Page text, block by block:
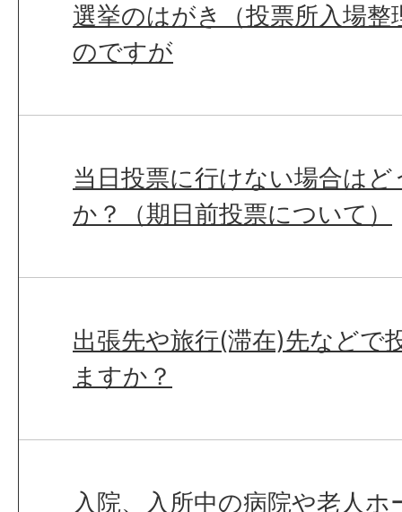
選挙のはがき（投票所入場
のですが
当日投票に行けない場合は
か？（期日前投票について）
出張先や旅行(滞在)先などで
ますか？
入院、入所中の病院や老人